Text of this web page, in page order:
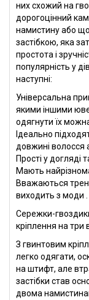
них схожий на
дорогоцінний
намистину або
застібкою, яка
простота і
популярність у
наступні:
Універсальна
якими іншими
одягнути їх
Ідеально
довжині волосся
Прості у догляді
Мають
Вважаються
виходить з моди .
Сережки-
кріплення на три
З гвинтовим
легко одягати,
на штифт, але
застібки став
двома